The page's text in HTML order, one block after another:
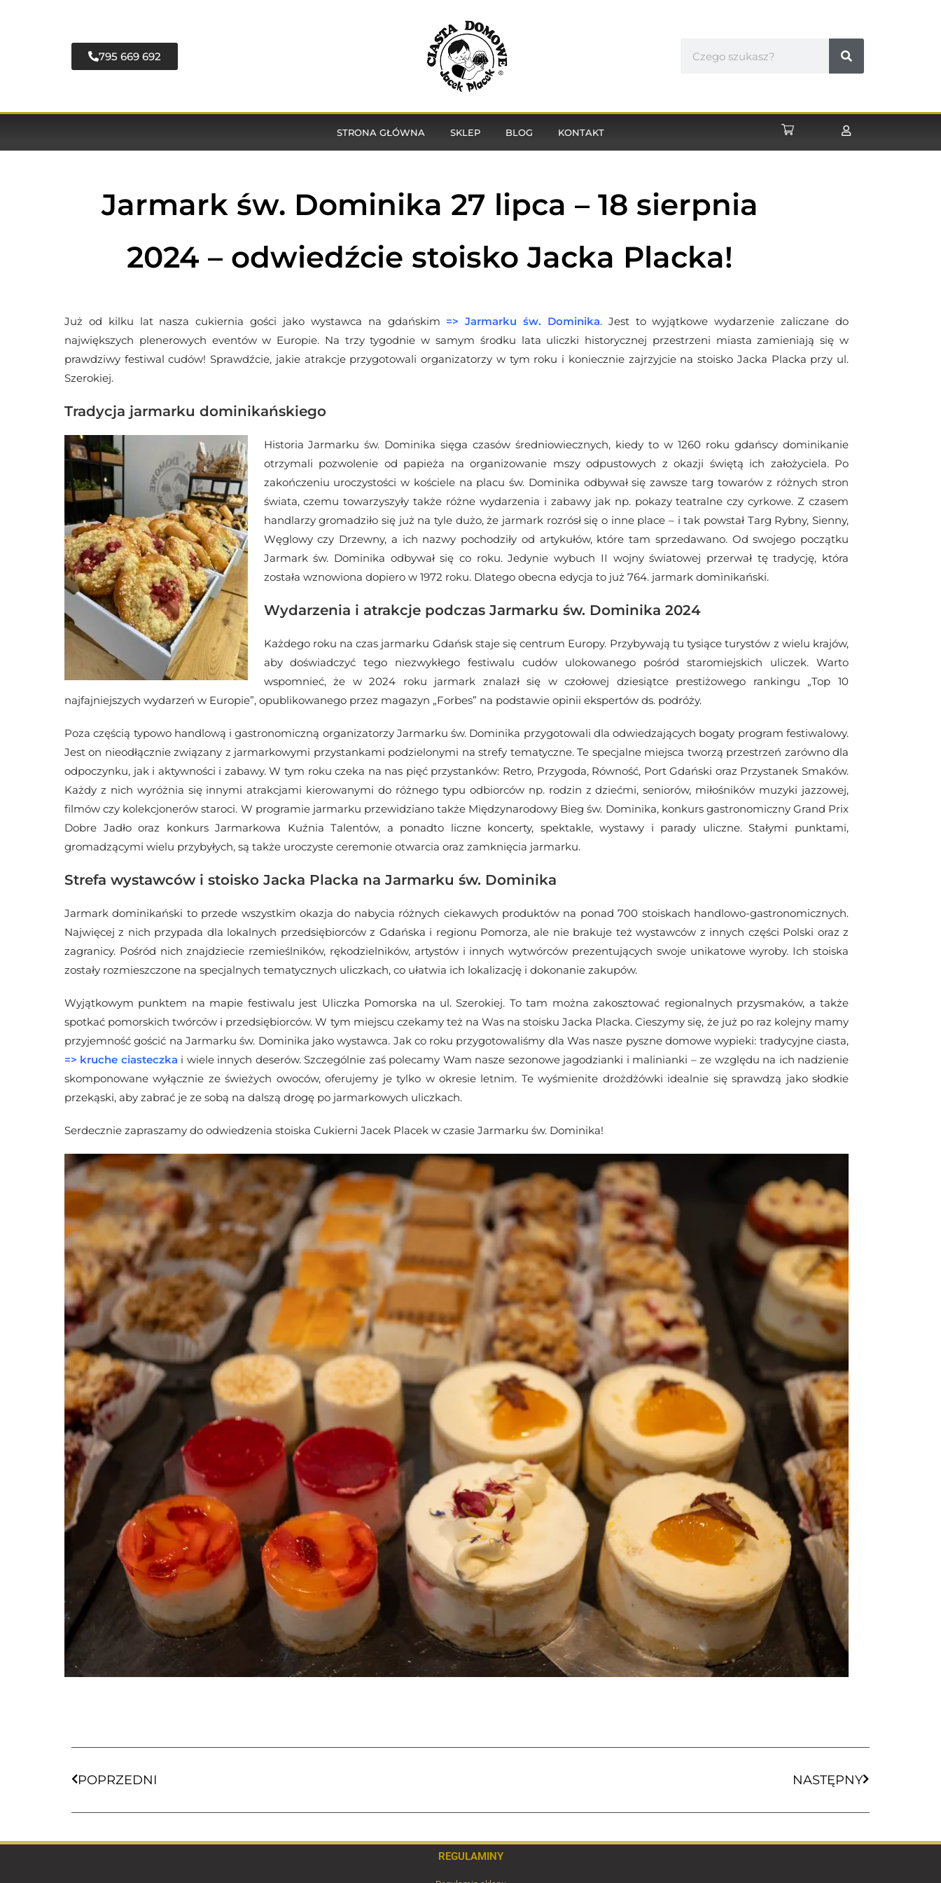
795 669 692
STRONA GŁÓWNA SKLEP BLOG KONTAKT
Jarmark św. Dominika 27 lipca – 18 sierpnia
2024 – odwiedźcie stoisko Jacka Placka!
Już od kilku lat nasza cukiernia gości jako wystawca na gdańskim =>Jarmarku św. Dominika. Jest to wyjątkowe wydarzenie zaliczane do
największych plenerowych eventów w Europie. Na trzy tygodnie w samym środku lata uliczki historycznej przestrzeni miasta zamieniają się w
prawdziwy festiwal cudów! Sprawdźcie, jakie atrakcje przygotowali organizatorzy w tym roku i koniecznie zajrzyjcie na stoisko Jacka Placka przy ul.
Szerokiej.
Tradycja jarmarku dominikańskiego
Historia Jarmarku św. Dominika sięga czasów średniowiecznych, kiedy to w 1260 roku gdańscy dominikanie
otrzymali pozwolenie od papieża na organizowanie mszy odpustowych z okazji świętą ich założyciela. Po
zakończeniu uroczystości w kościele na placu św. Dominika odbywał się zawsze targ towarów z różnych stron
świata, czemu towarzyszyły także różne wydarzenia i zabawy jak np. pokazy teatralne czy cyrkowe. Z czasem
handlarzy gromadziło się już na tyle dużo, że jarmark rozrósł się o inne place – i tak powstał Targ Rybny, Sienny,
Węglowy czy Drzewny, a ich nazwy pochodziły od artykułów, które tam sprzedawano. Od swojego początku
Jarmark św. Dominika odbywał się co roku. Jedynie wybuch II wojny światowej przerwał tę tradycję, która
została wznowiona dopiero w 1972 roku. Dlatego obecna edycja to już 764. jarmark dominikański.
Wydarzenia i atrakcje podczas Jarmarku św. Dominika 2024
Każdego roku na czas jarmarku Gdańsk staje się centrum Europy. Przybywają tu tysiące turystów z wielu krajów,
aby doświadczyć tego niezwykłego festiwalu cudów ulokowanego pośród staromiejskich uliczek. Warto
wspomnieć, że w 2024 roku jarmark znalazł się w czołowej dziesiątce prestiżowego rankingu „Top 10
najfajniejszych wydarzeń w Europie”, opublikowanego przez magazyn „Forbes” na podstawie opinii ekspertów ds. podróży.
Poza częścią typowo handlową i gastronomiczną organizatorzy Jarmarku św. Dominika przygotowali dla odwiedzających bogaty program festiwalowy.
Jest on nieodłącznie związany z jarmarkowymi przystankami podzielonymi na strefy tematyczne. Te specjalne miejsca tworzą przestrzeń zarówno dla
odpoczynku, jak i aktywności i zabawy. W tym roku czeka na nas pięć przystanków: Retro, Przygoda, Równość, Port Gdański oraz Przystanek Smaków.
Każdy z nich wyróżnia się innymi atrakcjami kierowanymi do różnego typu odbiorców np. rodzin z dziećmi, seniorów, miłośników muzyki jazzowej,
filmów czy kolekcjonerów staroci. W programie jarmarku przewidziano także Międzynarodowy Bieg św. Dominika, konkurs gastronomiczny Grand Prix
Dobre Jadło oraz konkurs Jarmarkowa Kuźnia Talentów, a ponadto liczne koncerty, spektakle, wystawy i parady uliczne. Stałymi punktami,
gromadzącymi wielu przybyłych, są także uroczyste ceremonie otwarcia oraz zamknięcia jarmarku.
Strefa wystawców i stoisko Jacka Placka na Jarmarku św. Dominika
Jarmark dominikański to przede wszystkim okazja do nabycia różnych ciekawych produktów na ponad 700 stoiskach handlowo-gastronomicznych.
Najwięcej z nich przypada dla lokalnych przedsiębiorców z Gdańska i regionu Pomorza, ale nie brakuje też wystawców z innych części Polski oraz z
zagranicy. Pośród nich znajdziecie rzemieślników, rękodzielników, artystów i innych wytwórców prezentujących swoje unikatowe wyroby. Ich stoiska
zostały rozmieszczone na specjalnych tematycznych uliczkach, co ułatwia ich lokalizację i dokonanie zakupów.
Wyjątkowym punktem na mapie festiwalu jest Uliczka Pomorska na ul. Szerokiej. To tam można zakosztować regionalnych przysmaków, a także
spotkać pomorskich twórców i przedsiębiorców. W tym miejscu czekamy też na Was na stoisku Jacka Placka. Cieszymy się, że już po raz kolejny mamy
przyjemność gościć na Jarmarku św. Dominika jako wystawca. Jak co roku przygotowaliśmy dla Was nasze pyszne domowe wypieki: tradycyjne ciasta,
=> kruche ciasteczka i wiele innych deserów. Szczególnie zaś polecamy Wam nasze sezonowe jagodzianki i malinianki – ze względu na ich nadzienie
skomponowane wyłącznie ze świeżych owoców, oferujemy je tylko w okresie letnim. Te wyśmienite drożdżówki idealnie się sprawdzą jako słodkie
przekąski, aby zabrać je ze sobą na dalszą drogę po jarmarkowych uliczkach.
Serdecznie zapraszamy do odwiedzenia stoiska Cukierni Jacek Placek w czasie Jarmarku św. Dominika!
POPRZEDNI NASTĘPNY
REGULAMINY